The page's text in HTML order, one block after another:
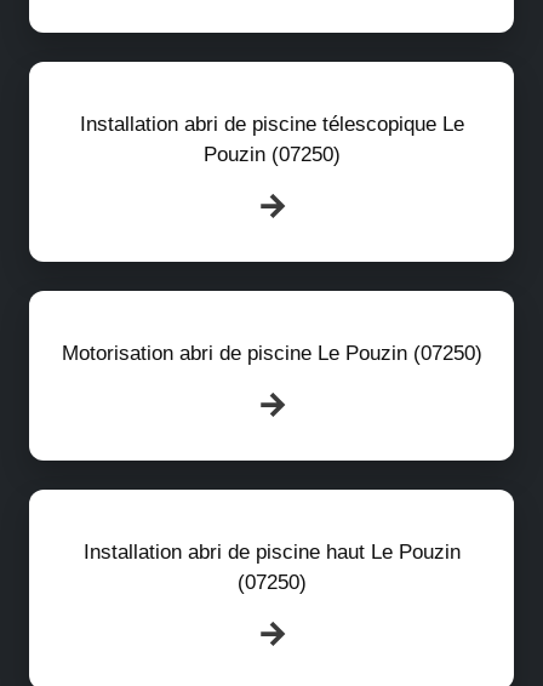
Installation abri de piscine télescopique Le
Pouzin (07250)
Motorisation abri de piscine Le Pouzin (07250)
Installation abri de piscine haut Le Pouzin
(07250)